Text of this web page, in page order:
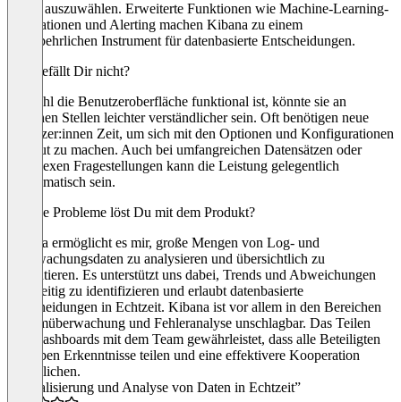
genau auszuwählen. Erweiterte Funktionen wie Machine-Learning-
Integrationen und Alerting machen Kibana zu einem
unentbehrlichen Instrument für datenbasierte Entscheidungen.
Was gefällt Dir nicht?
Obwohl die Benutzeroberfläche funktional ist, könnte sie an
manchen Stellen leichter verständlicher sein. Oft benötigen neue
Benutzer:innen Zeit, um sich mit den Optionen und Konfigurationen
vertraut zu machen. Auch bei umfangreichen Datensätzen oder
komplexen Fragestellungen kann die Leistung gelegentlich
problematisch sein.
Welche Probleme löst Du mit dem Produkt?
Kibana ermöglicht es mir, große Mengen von Log- und
Überwachungsdaten zu analysieren und übersichtlich zu
präsentieren. Es unterstützt uns dabei, Trends und Abweichungen
rechtzeitig zu identifizieren und erlaubt datenbasierte
Entscheidungen in Echtzeit. Kibana ist vor allem in den Bereichen
Systemüberwachung und Fehleranalyse unschlagbar. Das Teilen
von Dashboards mit dem Team gewährleistet, dass alle Beteiligten
dieselben Erkenntnisse teilen und eine effektivere Kooperation
ermöglichen.
“Visualisierung und Analyse von Daten in Echtzeit”